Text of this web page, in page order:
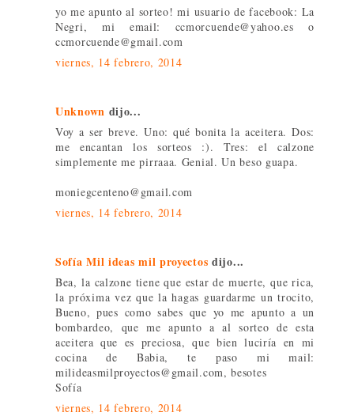
yo me apunto al sorteo! mi usuario de facebook: La
Negri, mi email: ccmorcuende@yahoo.es o
ccmorcuende@gmail.com
viernes, 14 febrero, 2014
Unknown dijo...
Voy a ser breve. Uno: qué bonita la aceitera. Dos:
me encantan los sorteos :). Tres: el calzone
simplemente me pirraaa. Genial. Un beso guapa.
moniegcenteno@gmail.com
viernes, 14 febrero, 2014
Sofía Mil ideas mil proyectos dijo...
Bea, la calzone tiene que estar de muerte, que rica,
la próxima vez que la hagas guardarme un trocito,
Bueno, pues como sabes que yo me apunto a un
bombardeo, que me apunto a al sorteo de esta
aceitera que es preciosa, que bien luciría en mi
cocina de Babia, te paso mi mail:
milideasmilproyectos@gmail.com, besotes
Sofía
viernes, 14 febrero, 2014